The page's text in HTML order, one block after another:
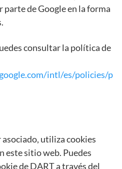
de Google en la forma
consultar la política de
intl/es/policies/p
utiliza cookies
este sitio web. Puedes
de DART a través del